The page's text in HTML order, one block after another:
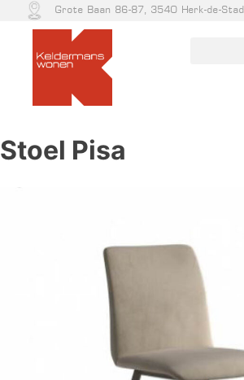
Grote Baan 86-87, 3540 Herk-de-Stad
Stoel Pisa